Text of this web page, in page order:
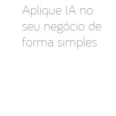
Aplique IA no
seu negócio de
forma simples